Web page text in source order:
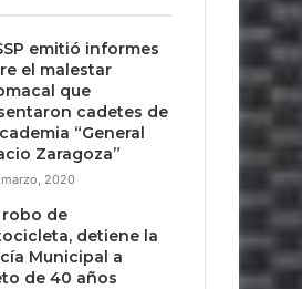
emitió informes
el malestar
que
cadetes de
“General
Zaragoza”
2020
robo de
detiene la
Municipal a
de 40 años